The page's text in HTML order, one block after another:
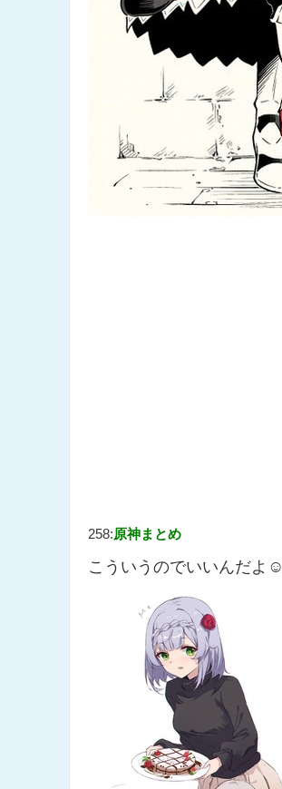
258:原神まとめ
こういうのでいいんだよ☺